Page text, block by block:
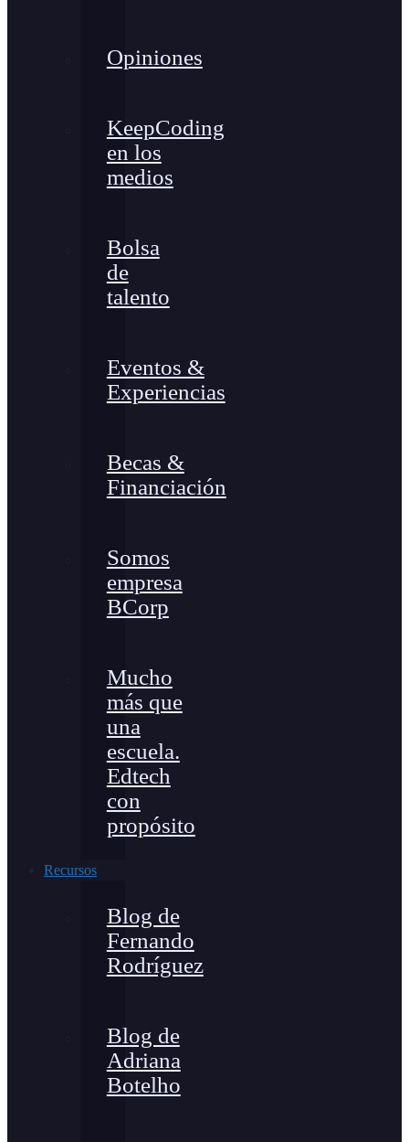
Opiniones
KeepCoding
en los
medios
Bolsa
de
talento
Eventos &
Experiencias
Becas &
Financiación
Somos
empresa
BCorp
Mucho
más que
una
escuela.
Edtech
con
propósito
Recursos
Blog de
Fernando
Rodríguez
Blog de
Adriana
Botelho